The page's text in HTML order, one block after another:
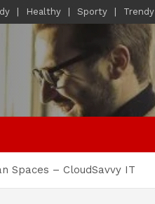
Healthy Sporty Trendy
Spaces – CloudSavvy IT